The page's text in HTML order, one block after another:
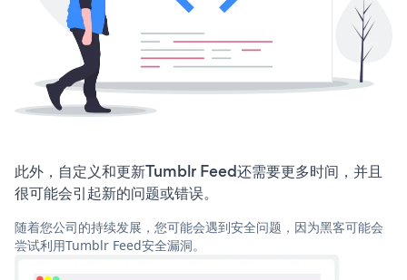
此外，自定义和更新Tumblr Feed还需要更多时间，并且
很可能会引起新的问题或错误。
随着您公司的持续发展，您可能会遇到安全问题，因为黑客可能会
尝试利用Tumblr Feed安全漏洞。